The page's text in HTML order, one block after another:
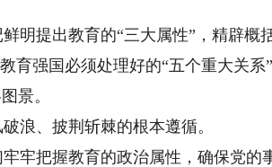
提出教育的“三大属性”，精辟概
育强国必须处理好的“五个重大关系
景。
、披荆斩棘的根本遵循。
把握教育的政治属性，确保党的